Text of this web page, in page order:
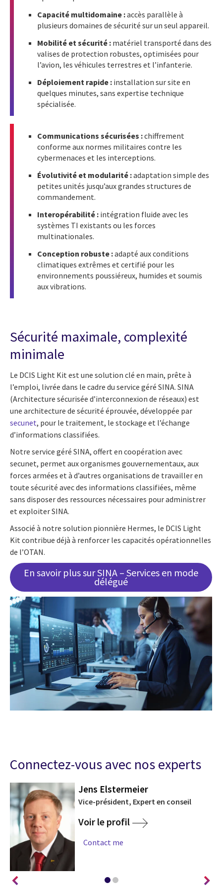
Capacité multidomaine :accès parallèle à
plusieurs domaines de sécurité sur un seul appareil.
Mobilité et sécurité : matériel transporté dans des
valises de protection robustes, optimisées pour
l’avion, les véhicules terrestres et l’infanterie.
Déploiement rapide : installation sur site en
quelques minutes, sans expertise technique
spécialisée.
Communications sécurisées :chiffrement
conforme aux normes militaires contre les
cybermenaces et les interceptions.
Évolutivité et modularité :adaptation simple des
petites unités jusqu’aux grandes structures de
commandement.
Interopérabilité : intégration fluide avec les
systèmes TI existants ou les forces
multinationales.
Conception robuste :adapté aux conditions
climatiques extrêmes et certifié pour les
environnements poussiéreux, humides et soumis
aux vibrations.
Sécurité maximale, complexité
minimale
Le DCIS Light Kit est une solution clé en main, prête à
l’emploi, livrée dans le cadre du service géré SINA. SINA
(Architecture sécurisée d’interconnexion de réseaux) est
une architecture de sécurité éprouvée, développée par
secunet, pour le traitement, le stockage et l’échange
d’informations classifiées.
Notre service géré SINA, offert en coopération avec
secunet, permet aux organismes gouvernementaux, aux
forces armées et à d’autres organisations de travailler en
toute sécurité avec des informations classifiées, même
sans disposer des ressources nécessaires pour administrer
et exploiter SINA.
Associé à notre solution pionnière Hermes, le DCIS Light
Kit contribue déjà à renforcer les capacités opérationnelles
de l’OTAN.
En savoir plus sur SINA – Services en mode
délégué
Connectez-vous avec nos experts
Jens Elstermeier
Vice-président, Expert en conseil
Voir le profil
Contact me